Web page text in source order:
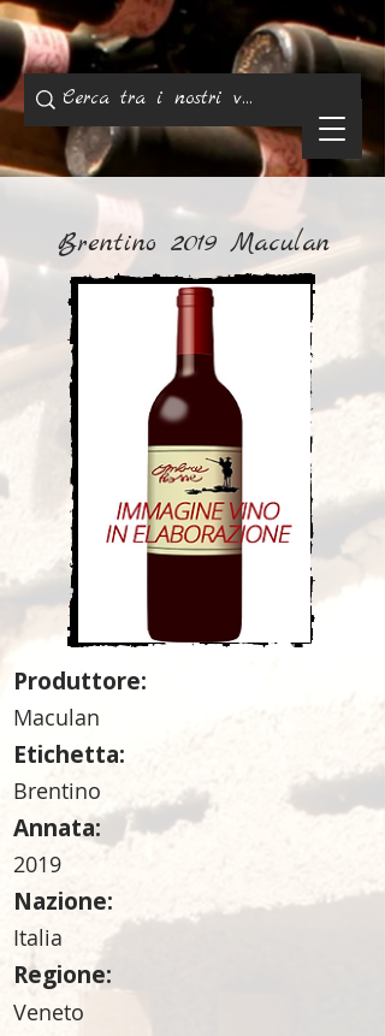
Brentino 2019 Maculan
Produttore:
Maculan
Etichetta:
Brentino
Annata:
2019
Nazione:
Italia
Regione:
Veneto